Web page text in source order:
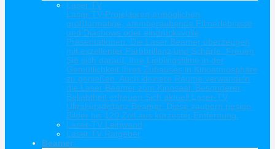
Laser TV
Laser-TV Projektoren ermöglichen
großformatige, atemberaubende Filmerlebnisse
und Diashows oder eindrucksvolle
Präsentationen. Die Laser Beamer überzeugen
mit exzellenter Farbbrillanz und Schärfe. Freuen
Sie sich darauf, Ihre Lieblingsfilme in der
Gemütlichkeit Ihres Zuhauses in Kinoatmosphäre
zu genießen. Auch kleinere Räume verwandeln
die Laser Beamer zum Kinosaal. Besonderer
Beliebtheit erfreuen Sich aktuell Laser-TV
Ultrakurzdistanz Beamer. Diese zaubern riesige
Bilder bis 120 Zoll aus kürzester Entfernung.
Laser-TV Leinwand
Laser TV Ratgeber
Beamer